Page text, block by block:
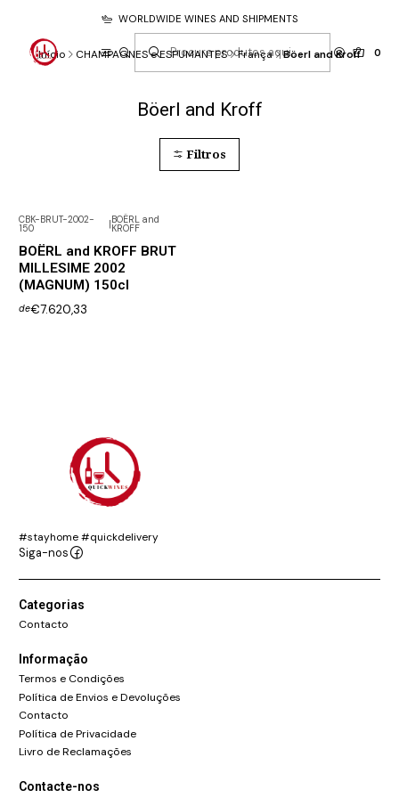
0
WORLDWIDE WINES AND SHIPMENTS
Início CHAMPAGNES e ESPUMANTES França Böerl and Kroff
Böerl and Kroff
Filtros
CBK-BRUT-2002-
150 |BOËRL and
KROFF
BOËRL and KROFF BRUT
MILLESIME 2002
(MAGNUM) 150cl
de€7.620,33
#stayhome #quickdelivery
Siga-nos
Categorias
Contacto
Informação
Termos e Condições
Política de Envios e Devoluções
Contacto
Política de Privacidade
Livro de Reclamações
Contacte-nos